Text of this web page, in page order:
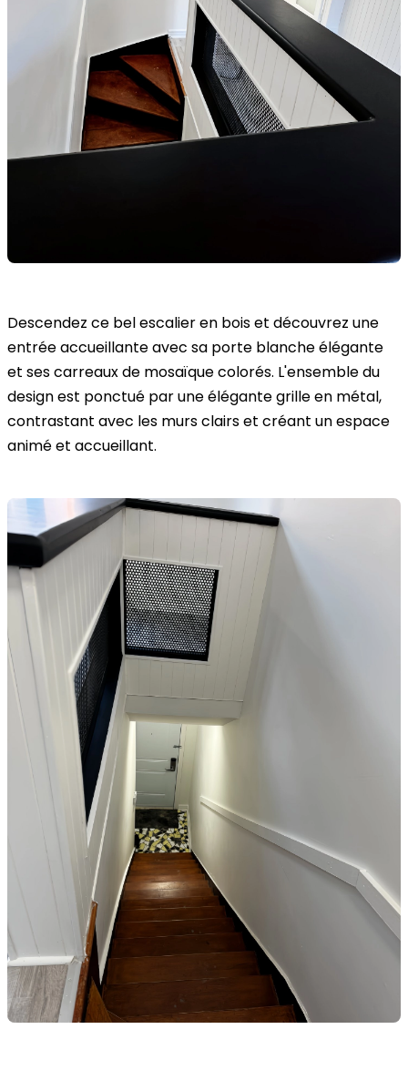
Descendez ce bel escalier en bois et découvrez une
entrée accueillante avec sa porte blanche élégante
et ses carreaux de mosaïque colorés. L'ensemble du
design est ponctué par une élégante grille en métal,
contrastant avec les murs clairs et créant un espace
animé et accueillant.